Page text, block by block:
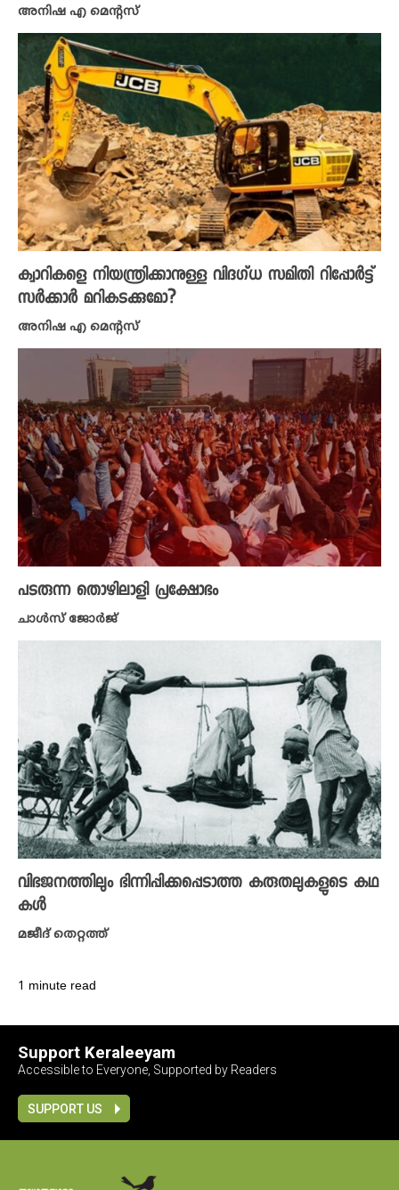
അനിഷ എ മെന്റസ്
ക്വാറികളെ നിയന്ത്രിക്കാനുള്ള വിദ​ഗ്ധ സമിതി റിപ്പോർട്ട്
സർക്കാർ മറികടക്കുമോ?
അനിഷ എ മെന്റസ്
പടരുന്ന തൊഴിലാളി പ്രക്ഷോഭം
ചാൾസ് ജോർജ്
വിഭജനത്തിലും ഭിന്നിപ്പിക്കപ്പെടാത്ത കരുതലുകളുടെ കഥ
കൾ
മജീദ് തെറ്റത്ത്
1 minute read
Support Keraleeyam
Accessible to Everyone, Supported by Readers
SUPPORT US